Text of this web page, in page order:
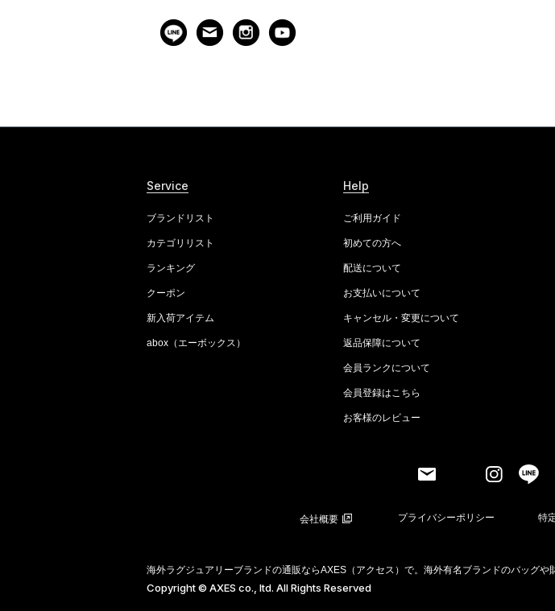
Service
ブランドリスト
カテゴリリスト
ランキング
クーポン
新入荷アイテム
abox（エーボックス）
Help
ご利用ガイド
初めての方へ
配送について
お支払いについて
キャンセル・変更について
返品保障について
会員ランクについて
会員登録はこちら
お客様のレビュー
会社概要 プライバシーポリシー 特
海外ラグジュアリーブランドの通販ならAXES（アクセス）で。海外有名ブランドのバッグ
Copyright © AXES co., ltd. All Rights Reserved